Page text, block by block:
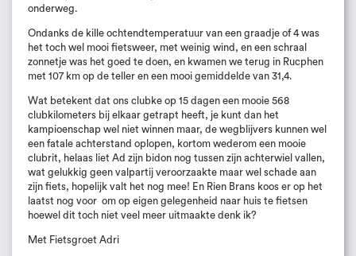
onderweg.
Ondanks de kille ochtendtemperatuur van een graadje of 4 was
het toch wel mooi fietsweer, met weinig wind, en een schraal
zonnetje was het goed te doen, en kwamen we terug in Rucphen
met 107 km op de teller en een mooi gemiddelde van 31,4.
Wat betekent dat ons clubke op 15 dagen een mooie 568
clubkilometers bij elkaar getrapt heeft, je kunt dan het
kampioenschap wel niet winnen maar, de wegblijvers kunnen wel
een fatale achterstand oplopen, kortom wederom een mooie
clubrit, helaas liet Ad zijn bidon nog tussen zijn achterwiel vallen,
wat gelukkig geen valpartij veroorzaakte maar wel schade aan
zijn fiets, hopelijk valt het nog mee! En Rien Brans koos er op het
laatst nog voor om op eigen gelegenheid naar huis te fietsen
hoewel dit toch niet veel meer uitmaakte denk ik?
Met Fietsgroet Adri